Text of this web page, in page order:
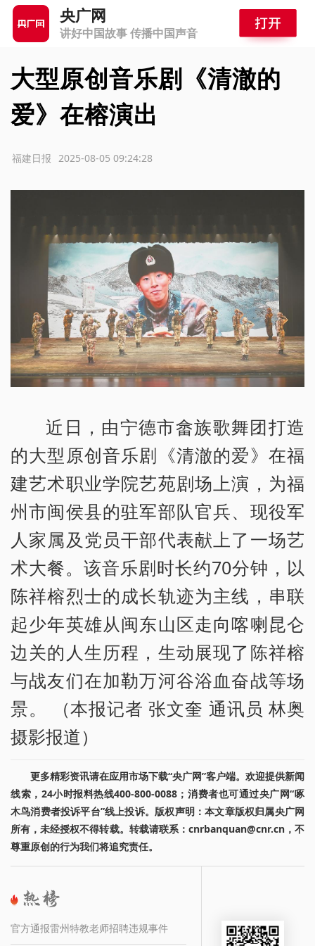
央广网
讲好中国故事 传播中国声音
大型原创音乐剧《清澈的
爱》在榕演出
2025-08-05 09:24:28
福建日报
近日，由宁德市畲族歌舞团打造
的大型原创音乐剧《清澈的爱》在福
建艺术职业学院艺苑剧场上演，为福
州市闽侯县的驻军部队官兵、现役军
人家属及党员干部代表献上了一场艺
术大餐。该音乐剧时长约70分钟，以
陈祥榕烈士的成长轨迹为主线，串联
起少年英雄从闽东山区走向喀喇昆仑
边关的人生历程，生动展现了陈祥榕
与战友们在加勒万河谷浴血奋战等场
景。 （本报记者 张文奎 通讯员 林奥
摄影报道）
更多精彩资讯请在应用市场下载“央广网”客户端。欢迎提供新闻
线索，24小时报料热线400-800-0088；消费者也可通过央广网“啄
木鸟消费者投诉平台”线上投诉。版权声明：本文章版权归属央广网
所有，未经授权不得转载。转载请联系：cnrbanquan@cnr.cn，不
尊重原创的行为我们将追究责任。
官方通报雷州特教老师招聘违规事件